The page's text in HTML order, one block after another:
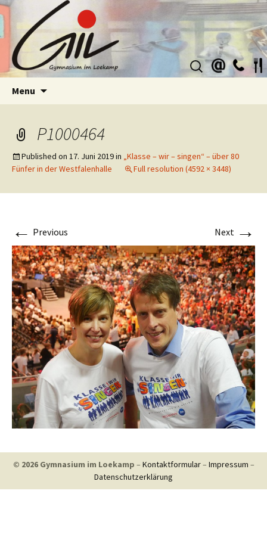
Suchen
nach:
Menu
P1000464
Published on 17. Juni 2019in „Klasse – wir – singen“ – über 80
Fünfer in der Westfalenhalle
Full resolution (4592 × 3448)
← Previous Next →
© 2026 Gymnasium im Loekamp – Kontaktformular– Impressum –
Datenschutzerklärung